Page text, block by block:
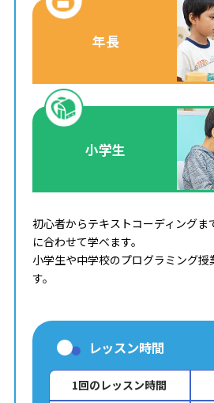
年長
小学生
初心者からテキストコーディングま
に合わせて学べます。
小学生や中学校のプログラミング授
す。
レッスン時間
1回のレッスン時間